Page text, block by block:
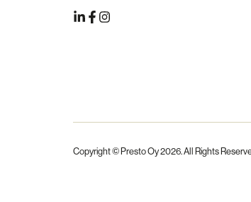
Copyright © Presto Oy2026. All Rights